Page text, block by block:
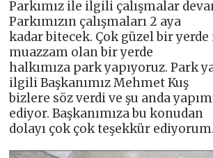
Parkımız ile ilgili çalışmalar
Parkımızın çalışmaları 2 aya
kadar bitecek. Çok güzel bir yerde
muazzam olan bir yerde
halkımıza park yapıyoruz. Park
ilgili Başkanımız Mehmet Kuş
bizlere söz verdi ve şu anda
ediyor. Başkanımıza bu konudan
dolayı çok çok teşekkür